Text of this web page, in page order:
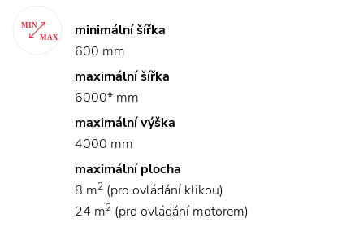
minimální šířka
600 mm
maximální šířka
6000* mm
maximální výška
4000 mm
maximální plocha
8 m2 (pro ovládání klikou)
24 m2 (pro ovládání motorem)